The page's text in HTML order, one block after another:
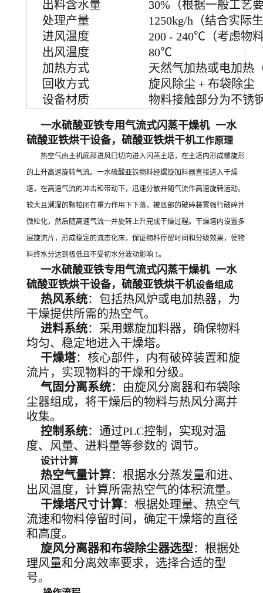
出料含水量
30%（根据一般工艺
处理产量
1250kg/h（结合实际
进风温度
200 - 240℃（考虑物
出风温度
80℃
加热方式
天然气加热或电加热
回收方式
旋风除尘 + 布袋除尘
设备材质
物料接触部分为不锈
一水硫酸亚铁专用气流式闪蒸干燥机 一水
硫酸亚铁烘干设备，硫酸亚铁烘干机工作原理
热空气由主机底部进风口切向进入闪蒸主塔，在主塔内形成螺旋形
的上升高速旋转气流。一水硫酸亚铁物料经螺旋加料器直接进入干燥
塔，在高速气流的冲击和带动下，迅速分散并随气流作高速旋转运动。
较大且潮湿的颗粒团在重力作用下下落，被底部的破碎装置强行破碎并
微粒化，然后随高速气流一并旋转上升完成干燥过程。干燥塔内设置多
层旋流片，形成稳定的流态化床，保证物料停留时间和分级效果，使物
料终水分达到极低且不受初水分波动影响 1。
一水硫酸亚铁专用气流式闪蒸干燥机 一水
硫酸亚铁烘干设备，硫酸亚铁烘干机设备组成
热风系统：包括热风炉或电加热器，为
干燥提供所需的热空气。
进料系统：采用螺旋加料器，确保物料
均匀、稳定地进入干燥塔。
干燥塔：核心部件，内有破碎装置和旋
流片，实现物料的干燥和分级。
气固分离系统：由旋风分离器和布袋除
尘器组成，将干燥后的物料与热风分离并
收集。
控制系统：通过PLC控制，实现对温
度、风量、进料量等参数的 调节。
设计计算
热空气量计算：根据水分蒸发量和进、
出风温度，计算所需热空气的体积流量。
干燥塔尺寸计算：根据处理量、热空气
流速和物料停留时间，确定干燥塔的直径
和高度。
旋风分离器和布袋除尘器选型：根据处
理风量和分离效率要求，选择合适的型
号。